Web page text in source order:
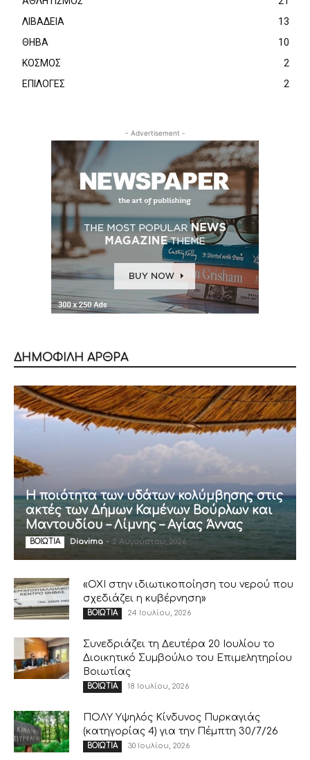
ΛΙΒΑΔΕΙΑ
13
ΘΗΒΑ
10
ΚΟΣΜΟΣ
2
ΕΠΙΛΟΓΕΣ
2
- Advertisement -
ΔΗΜΟΦΙΛΗ ΑΡΘΡΑ
Η ποιότητα των υδάτων κολύμβησης στις
ακτές των Δήμων Καμένων Βούρλων και
Μαντουδίου – Λίμνης – Αγίας Άννας
ΒΟΙΩΤΙΑ Diavima - 2 Αυγούστου, 2026
«ΟΧΙ στην ιδιωτικοποίηση του νερού που
σχεδιάζει η κυβέρνηση»
ΒΟΙΩΤΙΑ 24 Ιουλίου, 2026
Συνεδριάζει τη Δευτέρα 20 Ιουλίου το
Διοικητικό Συμβούλιο του Επιμελητηρίου
Βοιωτίας
ΒΟΙΩΤΙΑ 18 Ιουλίου, 2026
ΠΟΛΥ Υψηλός Κίνδυνος Πυρκαγιάς
(κατηγορίας 4) για την Πέμπτη 30/7/26
ΒΟΙΩΤΙΑ 30 Ιουλίου, 2026